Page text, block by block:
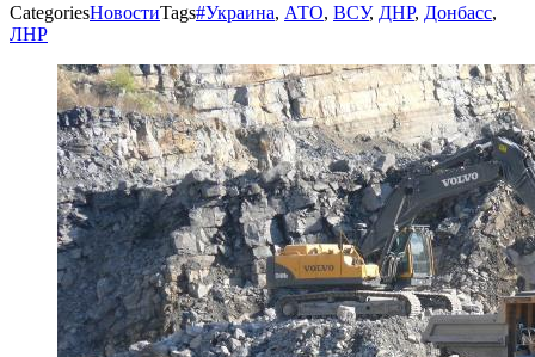
CategoriesНовостиTags#Украина, АТО, ВСУ, ДНР, Донбасс,
ЛНР